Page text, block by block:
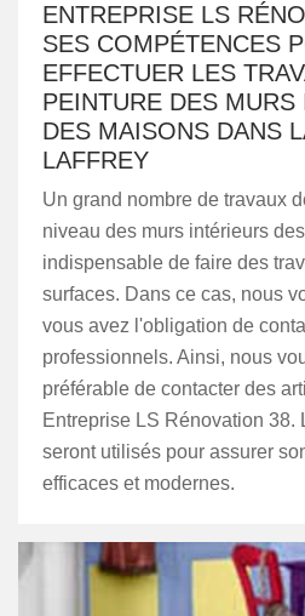
ENTREPRISE LS
SES COMPÉTENCES
EFFECTUER LES
PEINTURE DES MURS
DES MAISONS DANS
LAFFREY
Un grand nombre de travaux
niveau des murs intérieurs
indispensable de faire des
surfaces. Dans ce cas, nous
vous avez l'obligation de
professionnels. Ainsi, nous
préférable de contacter des
Entreprise LS Rénovation 38.
seront utilisés pour assurer
efficaces et modernes.